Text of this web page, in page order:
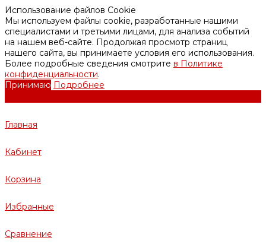
Использование файлов Cookie
Мы используем файлы cookie, разработанные нашими
специалистами и третьими лицами, для анализа событий
на нашем веб-сайте. Продолжая просмотр страниц
нашего сайта, вы принимаете условия его использования.
Более подробные сведения смотрите в Политике
конфиденциальности.
Принимаю Подробнее
Главная
Кабинет
Корзина
Избранные
Сравнение